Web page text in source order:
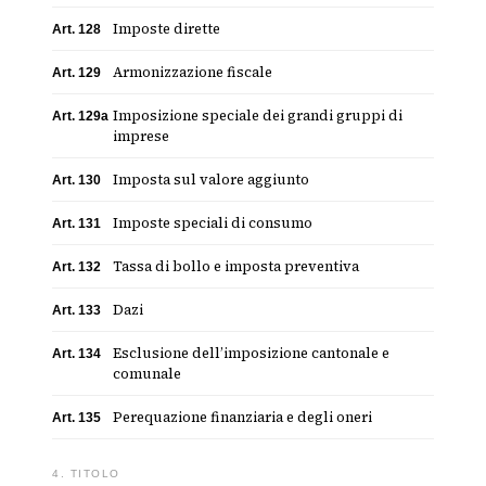
Art. 128 Imposte dirette
Art. 129 Armonizzazione fiscale
Art. 129a Imposizione speciale dei grandi gruppi di
imprese
Art. 130 Imposta sul valore aggiunto
Art. 131 Imposte speciali di consumo
Art. 132 Tassa di bollo e imposta preventiva
Art. 133 Dazi
Art. 134
Esclusione dell’imposizione cantonale e
comunale
Art. 135 Perequazione finanziaria e degli oneri
4. TITOLO